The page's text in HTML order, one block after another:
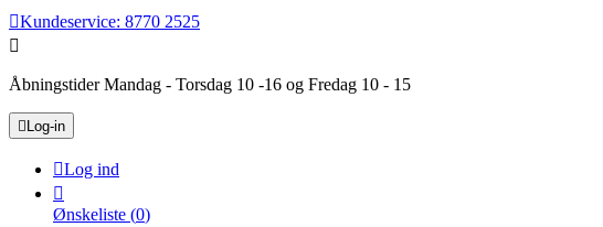
Kundeservice: 8770 2525

Åbningstider Mandag - Torsdag 10 -16 og Fredag 10 - 15
 Log-in
Log ind

Ønskeliste (0)